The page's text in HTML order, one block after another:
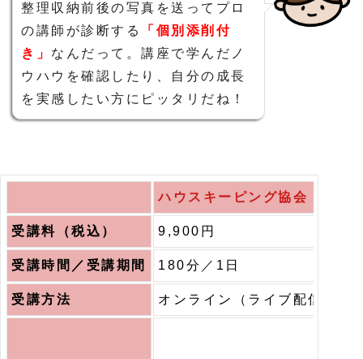
整理収納前後の写真を送ってプロ
の講師が診断する
「個別添削付
き」 なんだって。講座で学んだノ
ウハウを確認したり、自分の成長
を実感したい方にピッタリだね！
ハウスキーピング協会
受講料（税込） 9,900円
受講時間／受講期間 180分／1日
受講方法 オンライン（ライブ配信）